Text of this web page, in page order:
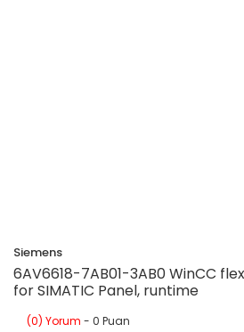
Siemens
6AV6618-7AB01-3AB0 WinCC
for SIMATIC Panel, runtime
(0) Yorum - 0 Puan